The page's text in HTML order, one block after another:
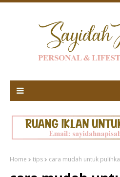
Home tips cara mudah untuk